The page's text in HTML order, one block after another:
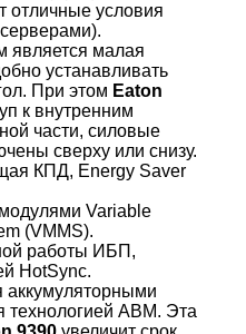
отличные условия
малая
устанавливать
При этом Eaton
к внутренним
части, силовые
сверху или снизу.
КПД, Energy Saver
Variable
(VMMS).
работы ИБП,
HotSync.
аккумуляторными
технологией АВМ. Эта